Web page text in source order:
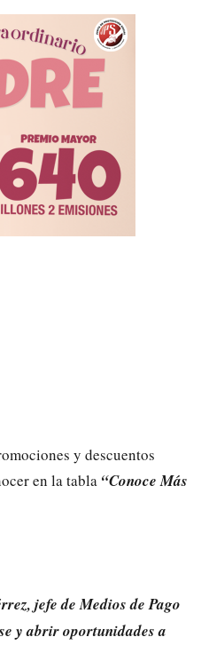
y descuentos
en la tabla “Conoce Más
jefe de Medios de Pago
y abrir oportunidades a